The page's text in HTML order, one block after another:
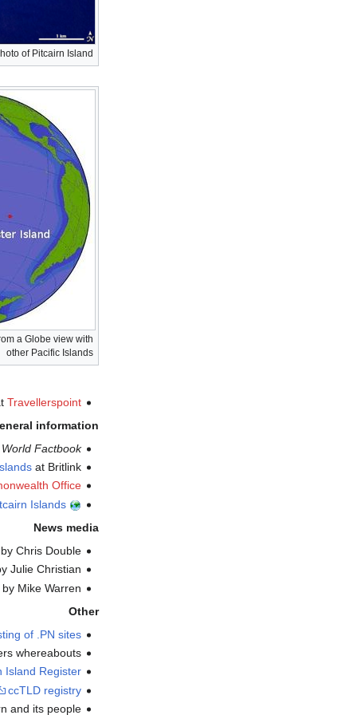
of Pitcairn Island
a Globe view with
other Pacific Islands
Travellerspoint
information
Factbook
at Britlink
Office
Islands
News media
Chris Double
Julie Christian
Mike Warren
Other
of .PN sites
whereabouts.
Island Register
ccTLD registry
and its people